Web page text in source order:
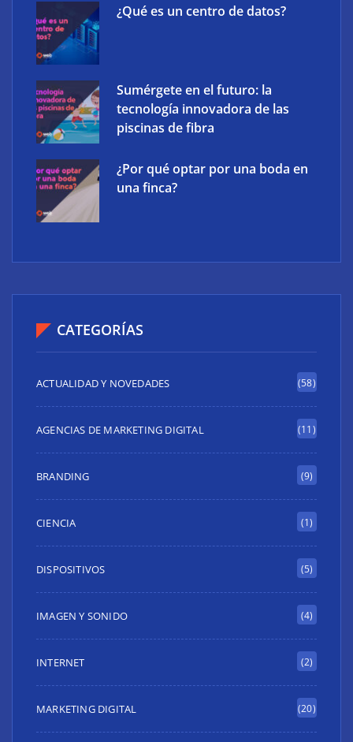
¿Qué es un centro de datos?
Sumérgete en el futuro: la
tecnología innovadora de las
piscinas de fibra
¿Por qué optar por una boda en
una finca?
CATEGORÍAS
ACTUALIDAD Y NOVEDADES (58)
AGENCIAS DE MARKETING DIGITAL (11)
BRANDING (9)
CIENCIA (1)
DISPOSITIVOS (5)
IMAGEN Y SONIDO (4)
INTERNET (2)
MARKETING DIGITAL (20)